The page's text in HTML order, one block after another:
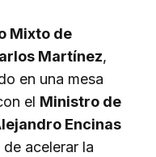
Mixto de
Martínez,
en una mesa
el Ministro de
Encinas
acelerar la